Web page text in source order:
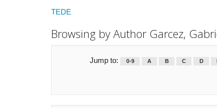
TEDE
Browsing by Author Garcez,
Jump to: 0-9 A B C D